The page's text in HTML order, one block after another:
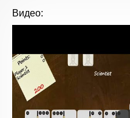
Видео: